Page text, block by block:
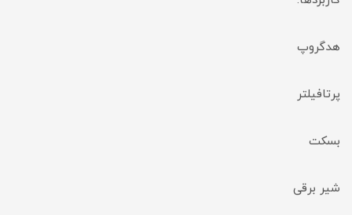
هدگروپ
پرتافیلتر
بسکت
شیر برقی